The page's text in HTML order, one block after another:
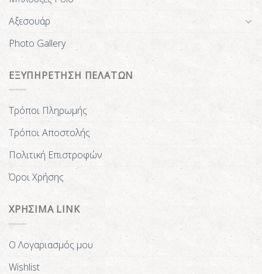
Αξεσουάρ
Photo Gallery
ΕΞΥΠΗΡΕΤΗΣΗ ΠΕΛΑΤΩΝ
Τρόποι Πληρωμής
Τρόποι Αποστολής
Πολιτική Επιστροφών
Όροι Χρήσης
ΧΡΗΣΙΜΑ LINK
Ο Λογαριασμός μου
Wishlist